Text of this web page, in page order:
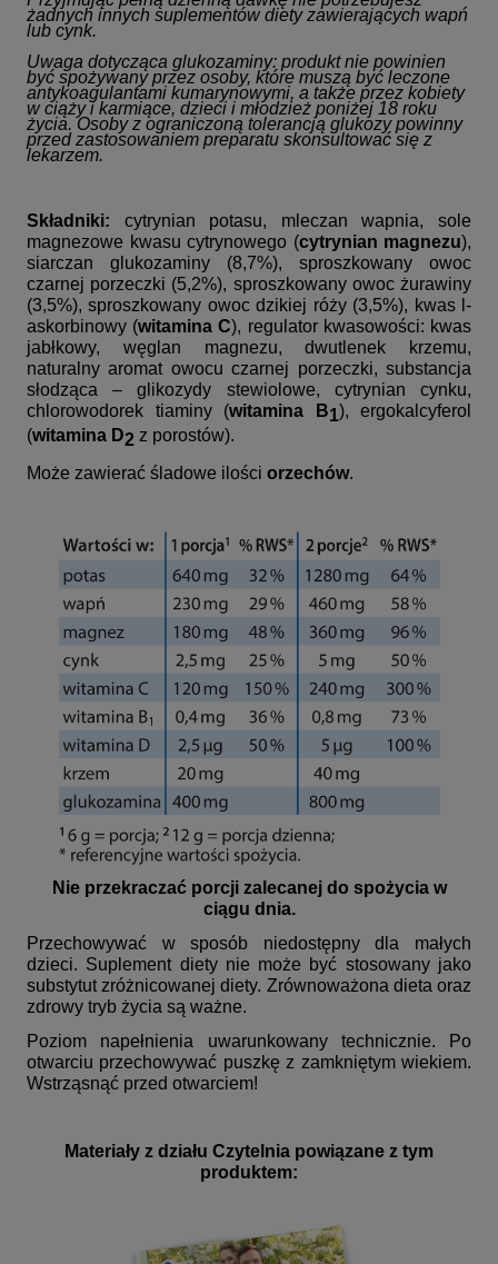
żadnych innych suplementów diety zawierających wapń
lub cynk.
Uwaga dotycząca glukozaminy: produkt nie powinien
być spożywany przez osoby, które muszą być leczone
antykoagulantami kumarynowymi, a także przez kobiety
w ciąży i karmiące, dzieci i młodzież poniżej 18 roku
życia. Osoby z ograniczoną tolerancją glukozy powinny
przed zastosowaniem preparatu skonsultować się z
lekarzem.
Składniki: cytrynian potasu, mleczan wapnia, sole
magnezowe kwasu cytrynowego (cytrynian magnezu),
siarczan glukozaminy (8,7%), sproszkowany owoc
czarnej porzeczki (5,2%), sproszkowany owoc żurawiny
(3,5%), sproszkowany owoc dzikiej róży (3,5%), kwas l-
askorbinowy (witamina C), regulator kwasowości: kwas
jabłkowy, węglan magnezu, dwutlenek krzemu,
naturalny aromat owocu czarnej porzeczki, substancja
słodząca – glikozydy stewiolowe, cytrynian cynku,
chlorowodorek tiaminy (witamina B1), ergokalcyferol
(witamina D2 z porostów).
Może zawierać śladowe ilości orzechów.
Nie przekraczać porcji zalecanej do spożycia w
ciągu dnia.
Przechowywać w sposób niedostępny dla małych
dzieci. Suplement diety nie może być stosowany jako
substytut zróżnicowanej diety. Zrównoważona dieta oraz
zdrowy tryb życia są ważne.
Poziom napełnienia uwarunkowany technicznie. Po
otwarciu przechowywać puszkę z zamkniętym wiekiem.
Wstrząsnąć przed otwarciem!
Materiały z działu Czytelnia powiązane z tym
produktem: